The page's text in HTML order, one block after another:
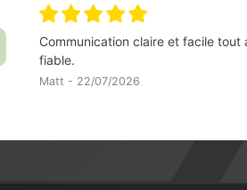
Communication claire et facile
fiable.
Matt - 22/07/2026